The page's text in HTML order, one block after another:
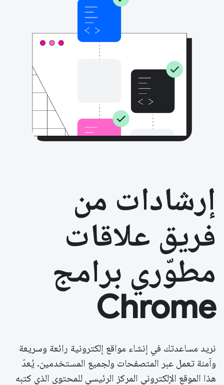
إرشادات من
فريق علاقات
مطوّري برامج
Chrome
نريد مساعدتك في إنشاء مواقع إلكترونية رائعة وسريعة
وآمنة تعمل عبر المتصفحات ولجميع المستخدمين. يُعدّ
هذا الموقع الإلكتروني المركز الرئيسي للمحتوى الذي كتبه